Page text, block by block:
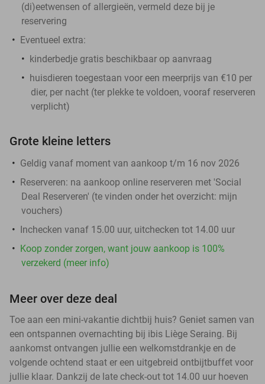
(di)eetwensen of allergieën, vermeld deze bij je
reservering
Eventueel extra:
kinderbedje gratis beschikbaar op aanvraag
huisdieren toegestaan voor een meerprijs van €10 per
dier, per nacht (ter plekke te voldoen, vooraf reserveren
verplicht)
Grote kleine letters
Geldig vanaf moment van aankoop t/m 16 nov 2026
Reserveren: na aankoop online reserveren met 'Social
Deal Reserveren' (te vinden onder het overzicht: mijn
vouchers)
Inchecken vanaf 15.00 uur, uitchecken tot 14.00 uur
Koop zonder zorgen, want jouw aankoop is 100%
verzekerd (meer info)
Meer over deze deal
Toe aan een mini-vakantie dichtbij huis? Geniet samen van
een ontspannen overnachting bij ibis Liège Seraing. Bij
aankomst ontvangen jullie een welkomstdrankje en de
volgende ochtend staat er een uitgebreid ontbijtbuffet voor
jullie klaar. Dankzij de late check-out tot 14.00 uur hoeven